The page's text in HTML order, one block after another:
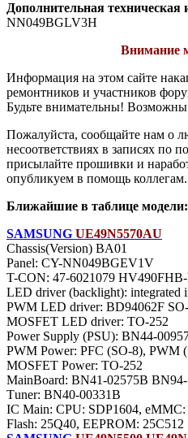
Дополнительная
NN049BGLV3H
Внимание
Информация на этом сайте
ремонтников и участников
Будьте внимательны!
Пожалуйста, сообщайте нам о
несоответствиях в записях по
присылайте прошивки и
опубликуем в помощь коллегам.
Ближайшие в таблице модели:
SAMSUNG UE49N5570AU
Chassis(Version) BA01
Panel: CY-NN049BGEV1V
T-CON: 47-6021079
LED driver (backlight): integrated
PWM LED driver: BD94062F
MOSFET LED driver: TO-252
Power Supply (PSU): BN44-
PWM Power: PFC (SO-8), PWM
MOSFET Power: TO-252
MainBoard: BN41-02575B
Тuner: BN40-00331B
IC Main: CPU: SDP1604,
Flash: 25Q40, EEPROM: 25C512